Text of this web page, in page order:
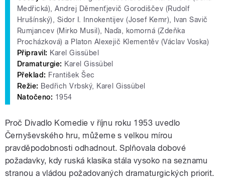
Medřická), Andrej Děmenťjevič Gorodiščev (Rudolf
Hrušínský), Sidor I. Innokentijev (Josef Kemr), Ivan Savič
Rumjancev (Mirko Musil), Naďa, komorná (Zdeňka
Procházková) a Platon Alexejič Klementěv (Václav Voska)
Připravil: Karel Gissübel
Dramaturgie: Karel Gissübel
Překlad: František Šec
Režie: Bedřich Vrbský, Karel Gissübel
Natočeno: 1954
Proč Divadlo Komedie v říjnu roku 1953 uvedlo
Černyševského hru, můžeme s velkou mírou
pravděpodobnosti odhadnout. Splňovala dobové
požadavky, kdy ruská klasika stála vysoko na seznamu
stranou a vládou požadovaných dramaturgických priorit.